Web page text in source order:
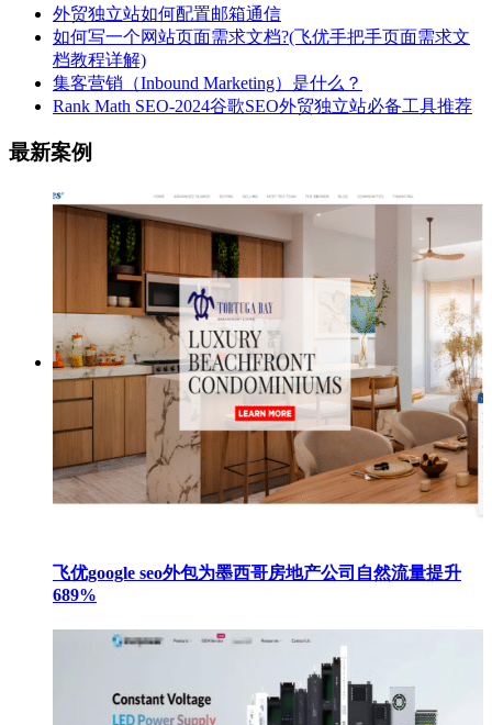
外贸独立站如何配置邮箱通信
如何写一个网站页面需求文档?(飞优手把手页面需求文
档教程详解)
集客营销（Inbound Marketing）是什么？
Rank Math SEO-2024谷歌SEO外贸独立站必备工具推荐
最新案例
飞优google seo外包为墨西哥房地产公司自然流量提升
689%